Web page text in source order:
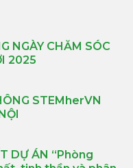
NGÀY CHĂM SÓC
2025
STEMherVN
DỰ ÁN “Phòng